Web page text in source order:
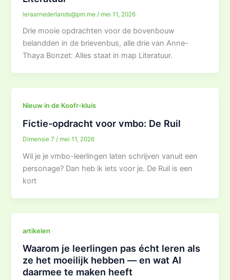
leraarnederlands@pm.me / mei 11, 2026
Drie mooie opdrachten voor de bovenbouw
belandden in de brievenbus, alle drie van Anne-
Thaya Bonzet: Alles staat in map Literatuur.
Nieuw in de Koofr-kluis
Fictie-opdracht voor vmbo: De Ruil
Dimensie 7/ mei 11, 2026
Wil je je vmbo-leerlingen laten schrijven vanuit een
personage? Dan heb ik iets voor je. De Ruil is een
kort
artikelen
Waarom je leerlingen pas écht leren als
ze het moeilijk hebben — en wat AI
daarmee te maken heeft